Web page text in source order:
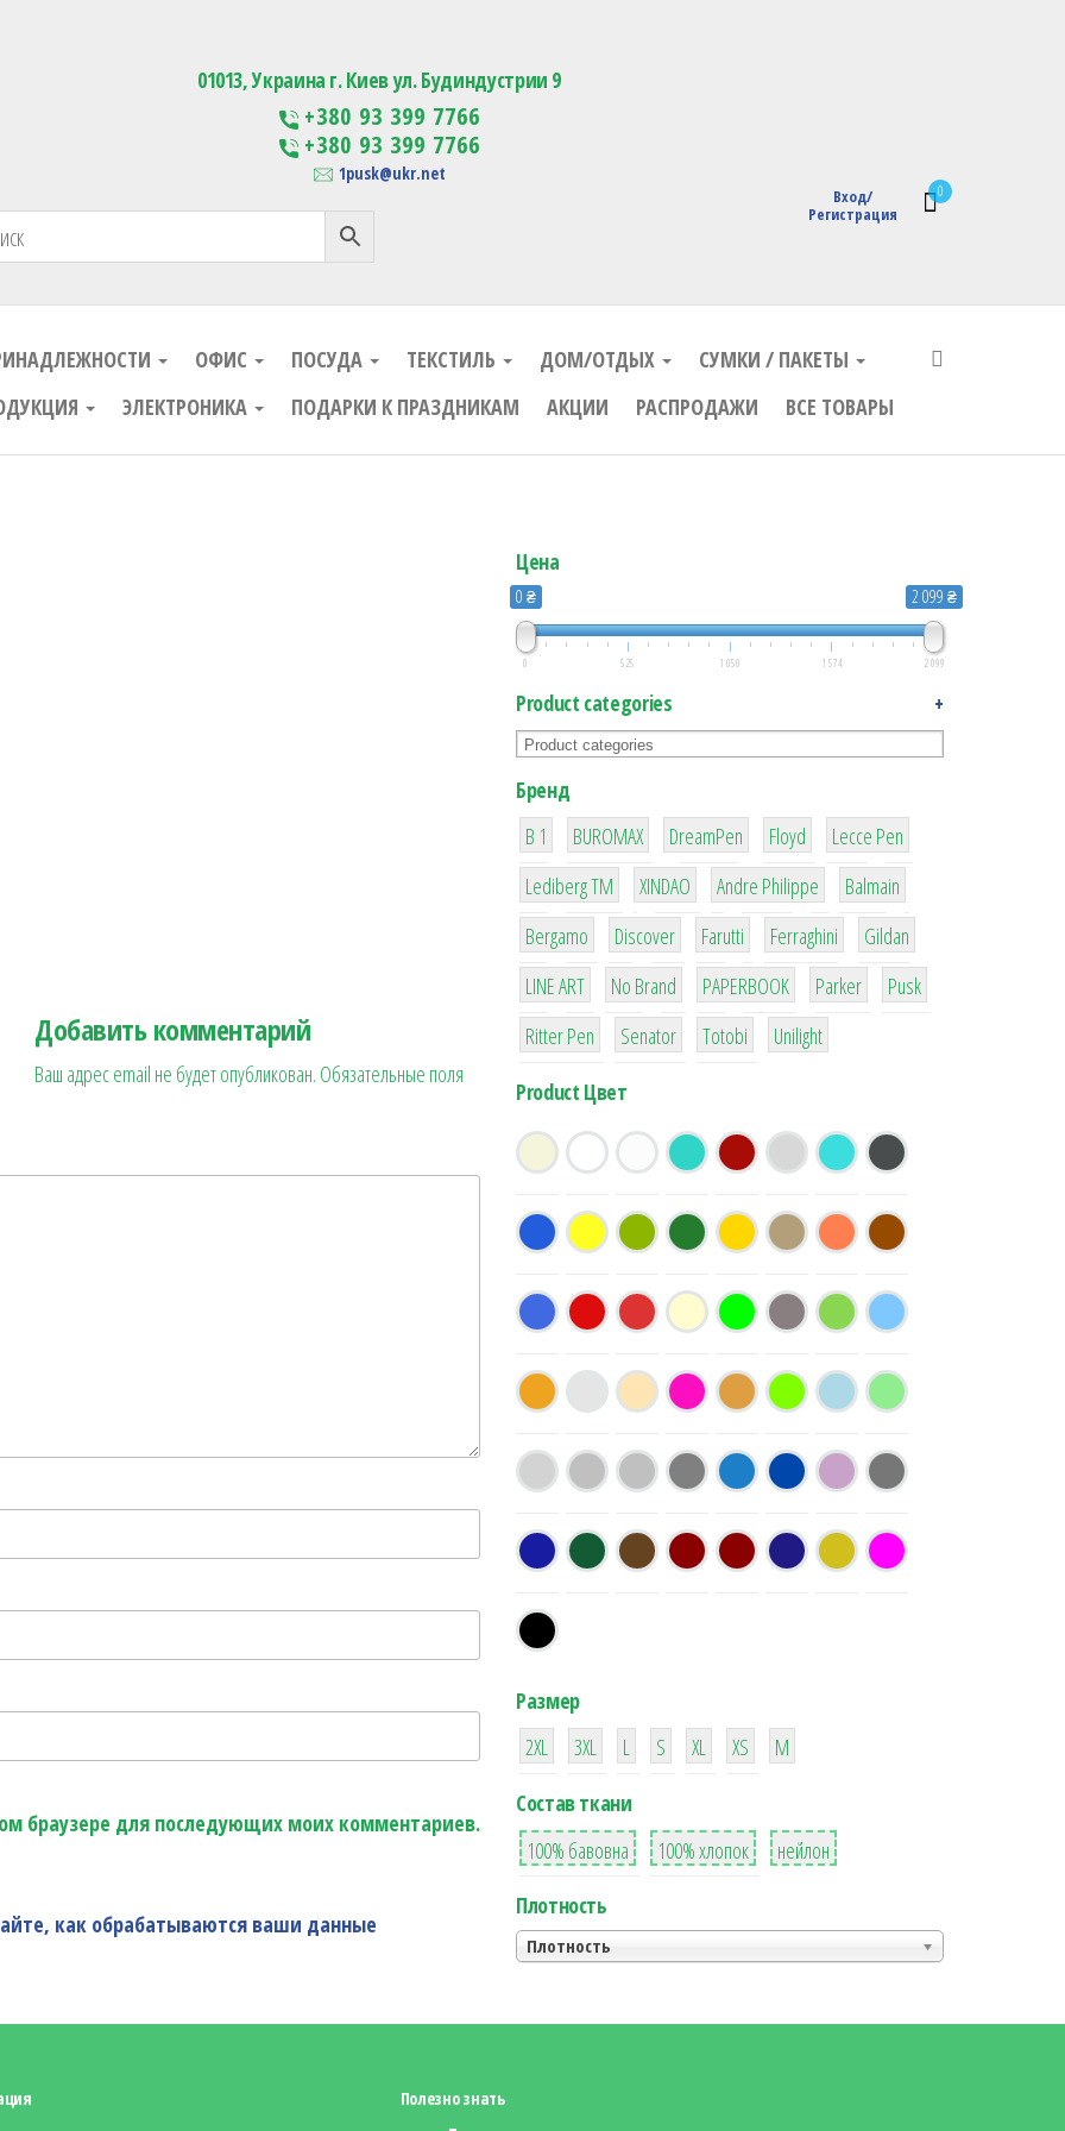
Изготовление сувенирной продукции с логотипом
0
Вход/
Регистрация
01013, Украина г. Киев ул. Будиндустрии 9
+380 93 399 7766
+380 93 399 7766
1pusk@ukr.net
ОФИС ПОСУДА ТЕКСТИЛЬ ДОМ/ОТДЫХ
СУМКИ / ПАКЕТЫ
ЭЛЕКТРОНИКА ПОДАРКИ К ПРАЗДНИКАМ АКЦИИ РАСПРОДАЖИ ВСЕ ТОВАРЫ
Добавить комментарий
Ваш адрес email не будет опубликован. Обязательные поля
браузере для последующих моих комментариев.
как обрабатываются ваши данные
Цена
0 ₴ 2 099 ₴
0 525 1 050 1 574 2 099
Product categories +
Бренд
B 1
1
BUROMAX
1
DreamPen
2
Floyd
2
Lecce Pen
3
Lediberg ТМ
3
XINDAO
1
Andre Philippe
4
Balmain
26
Bergamo
64
Discover
299
Farutti
4
Ferraghini
42
Gildan
4
LINE ART
90
No Brand
8
PAPERBOOK
6
Parker
2
Pusk
22
Ritter Pen
15
Senator
43
Totobi
1
Unilight
Product Цвет
Размер
38
2XL
16
3XL
42
L
42
S
42
XL XS
М
Состав ткани
8
100% бавовна
36
100% хлопок
2
нейлон
Плотность
Плотность
Полезно знать